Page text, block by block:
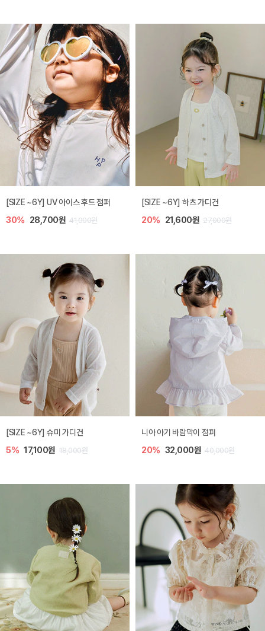
[SIZE ~6Y] UV 아이스 후드 점퍼
30% 28,700원 41,000원
[SIZE ~6Y] 하츠 가디건
20% 21,600원 27,000원
[SIZE ~6Y] 슈미 가디건
5% 17,100원 18,000원
니아 아기 바람막이 점퍼
20% 32,000원 40,000원